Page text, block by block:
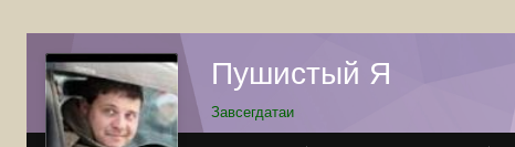
Пушистый Я
Завсегдатаи